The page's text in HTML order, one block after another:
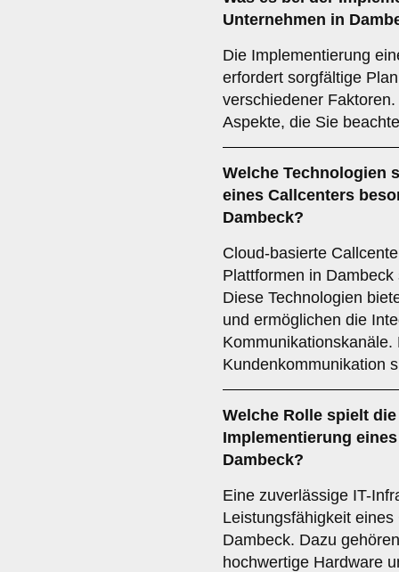
Unternehmen in
Die Implementierung
erfordert sorgfältige
verschiedener
Aspekte, die Sie
Welche Technologien
eines Callcenters
Dambeck?
Cloud-basierte
Plattformen in
Diese Technologien
und ermöglichen die
Kundenkommunikation
Welche Rolle spielt
Implementierung
Dambeck?
Eine zuverlässige IT-
Leistungsfähigkeit
Dambeck. Dazu
hochwertige Hardware